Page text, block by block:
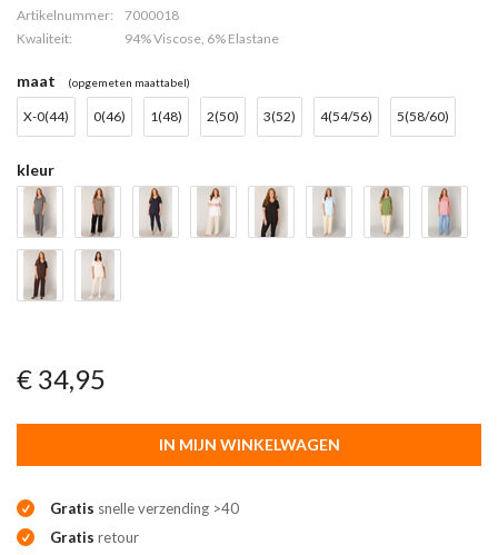
Artikelnummer:
7000018
Kwaliteit:
94% Viscose, 6% Elastane
maat (opgemeten maattabel)
X-0(44) 0(46) 1(48) 2(50) 3(52) 4(54/56) 5(58/60)
kleur
€ 34,95
IN MIJN WINKELWAGEN
Gratis snelle verzending >40
Gratis retour